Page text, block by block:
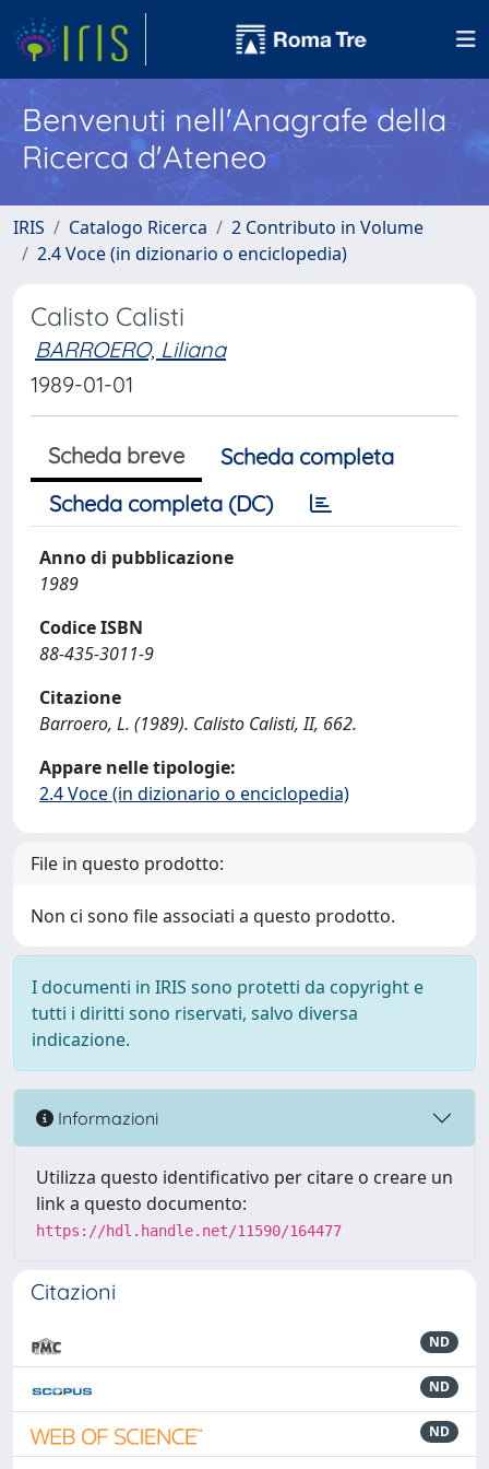
Benvenuti nell'Anagrafe della
Ricerca d'Ateneo
IRIS Catalogo Ricerca
2 Contributo in Volume
2.4 Voce (in dizionario o enciclopedia)
Calisto Calisti
BARROERO, Liliana
1989-01-01
Scheda breve
Scheda completa
Scheda completa (DC)
Anno di pubblicazione
1989
Codice ISBN
88-435-3011-9
Citazione
Barroero, L. (1989). Calisto Calisti, II, 662.
Appare nelle tipologie:
2.4 Voce (in dizionario o enciclopedia)
File in questo prodotto:
Non ci sono file associati a questo prodotto.
I documenti in IRIS sono protetti da copyright e
tutti i diritti sono riservati, salvo diversa
indicazione.
Informazioni
Utilizza questo identificativo per citare o creare un
link a questo documento:
https://hdl.handle.net/11590/164477
Citazioni
ND
ND
ND